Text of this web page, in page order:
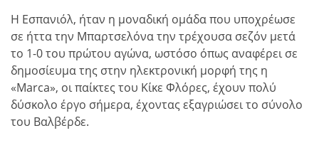
Η Εσπανιόλ, ήταν η μοναδική ομάδα που υποχρέωσε
σε ήττα την Μπαρτσελόνα την τρέχουσα σεζόν μετά
το 1-0 του πρώτου αγώνα, ωστόσο όπως αναφέρει σε
δημοσίευμα της στην ηλεκτρονική μορφή της η
«Marca», οι παίκτες του Κίκε Φλόρες, έχουν πολύ
δύσκολο έργο σήμερα, έχοντας εξαγριώσει το σύνολο
του Βαλβέρδε.